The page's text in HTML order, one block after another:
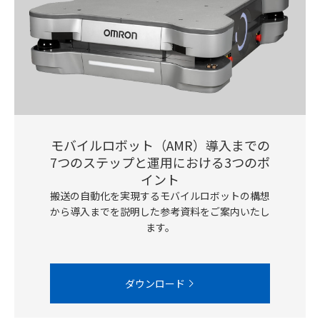
モバイルロボット（AMR）導入までの
7つのステップと運用における3つのポ
イント
搬送の自動化を実現するモバイルロボットの構想
から導入までを説明した参考資料をご案内いたし
ます。
ダウンロード